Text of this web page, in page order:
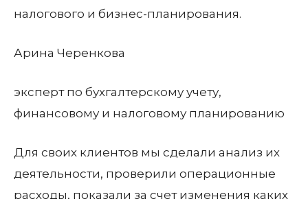
налогового и бизнес-планирования.
Арина Черенкова
эксперт по бухгалтерскому учету,
финансовому и налоговому планированию
Для своих клиентов мы сделали анализ их
деятельности, проверили операционные
расходы, показали за счет изменения каких